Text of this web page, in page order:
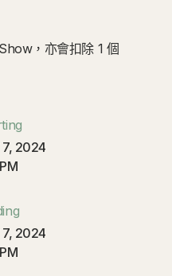
，亦會扣除 1 個
7, 2024
7, 2024